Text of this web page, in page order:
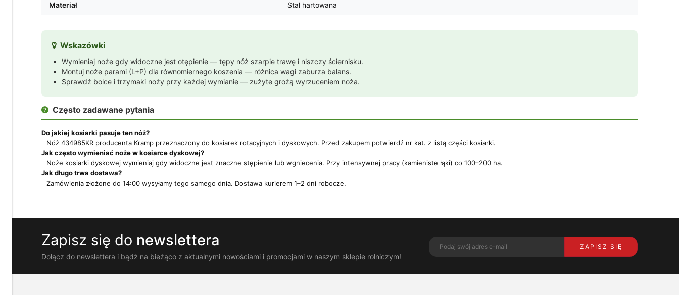
Materiał Stal hartowana
 Wskazówki
Wymieniaj noże gdy widoczne jest otępienie — tępy nóż szarpie trawę i niszczy ściernisku.
Montuj noże parami (L+P) dla równomiernego koszenia — różnica wagi zaburza balans.
Sprawdź bolce i trzymaki noży przy każdej wymianie — zużyte grożą wyrzuceniem noża.
 Często zadawane pytania
Do jakiej kosiarki pasuje ten nóż?
Nóż 434985KR producenta Kramp przeznaczony do kosiarek rotacyjnych i dyskowych. Przed zakupem potwierdź nr kat. z listą części kosiarki.
Jak często wymieniać noże w kosiarce dyskowej?
Noże kosiarki dyskowej wymieniaj gdy widoczne jest znaczne stępienie lub wgniecenia. Przy intensywnej pracy (kamieniste łąki) co 100–200 ha.
Jak długo trwa dostawa?
Zamówienia złożone do 14:00 wysyłamy tego samego dnia. Dostawa kurierem 1–2 dni robocze.
Zapisz się do newslettera
Dołącz do newslettera i bądź na bieżąco z aktualnymi nowościami i promocjami w naszym sklepie rolniczym!
ZAPISZ SIĘ
zaakceptować
wykorzystanie
wybierając